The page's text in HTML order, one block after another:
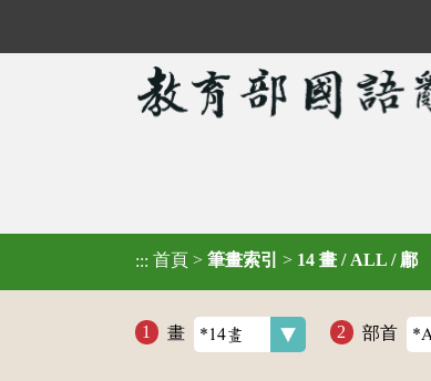
::: 首頁 > 筆畫索引 > 14 畫 / ALL / 鄘
畫 部首